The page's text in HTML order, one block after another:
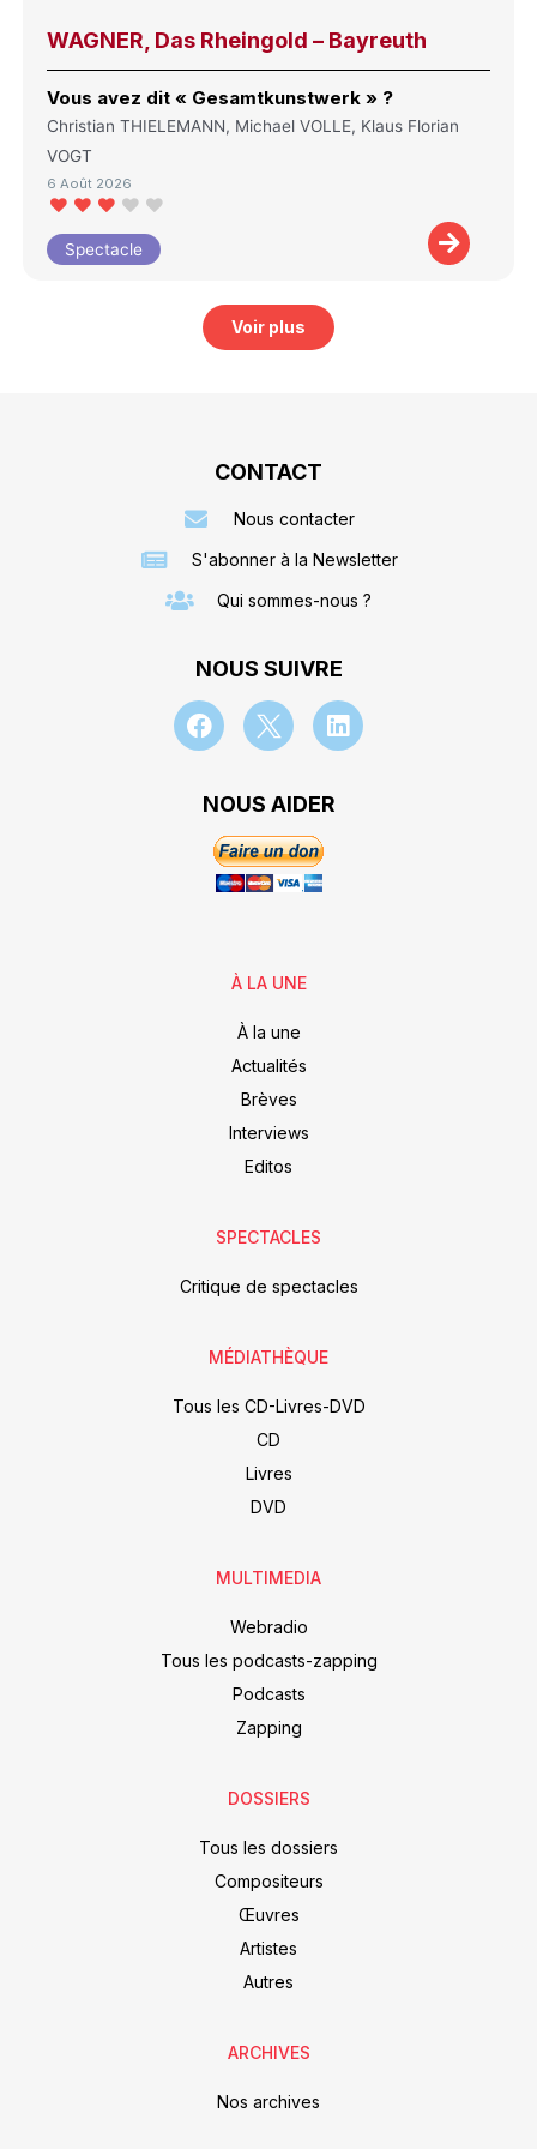
WAGNER, Das Rheingold – Bayreuth
Vous avez dit « Gesamtkunstwerk » ?
Christian THIELEMANN, Michael VOLLE, Klaus Florian
VOGT
6 Août 2026
Spectacle
Voir plus
CONTACT
Nous contacter
S'abonner à la Newsletter
Qui sommes-nous ?
NOUS SUIVRE
NOUS AIDER
À LA UNE
À la une
Actualités
Brèves
Interviews
Editos
SPECTACLES
Critique de spectacles
MÉDIATHÈQUE
Tous les CD-Livres-DVD
CD
Livres
DVD
MULTIMEDIA
Webradio
Tous les podcasts-zapping
Podcasts
Zapping
DOSSIERS
Tous les dossiers
Compositeurs
Œuvres
Artistes
Autres
ARCHIVES
Nos archives